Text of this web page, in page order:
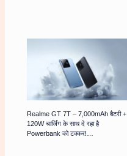
Realme GT 7T – 7,000mAh बैटरी +
120W चार्जिंग के साथ दे रहा है
Powerbank को टक्कर!…